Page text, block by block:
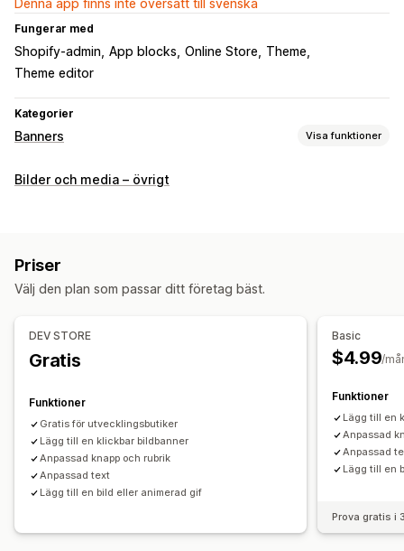
Denna app finns inte översatt till svenska
Fungerar med
Shopify-admin App blocks Online Store
Theme
Theme editor
Kategorier
Banners Visa funktioner
Bannertyp
Bannerposition
Färg och teckensnitt
Mobilanpassning
Bilder och media – övrigt
Priser
Välj den plan som passar ditt företag bäst.
DEV STORE
Gratis
Funktioner
Gratis för utvecklingsbutiker
Lägg till en klickbar bildbanner
Anpassad knapp och rubrik
Anpassad text
Lägg till en bild eller animerad gif
Basic
$4.99/
Funktioner
Lägg till en
Anpassad
Anpassad
Lägg till en
Prova gratis i